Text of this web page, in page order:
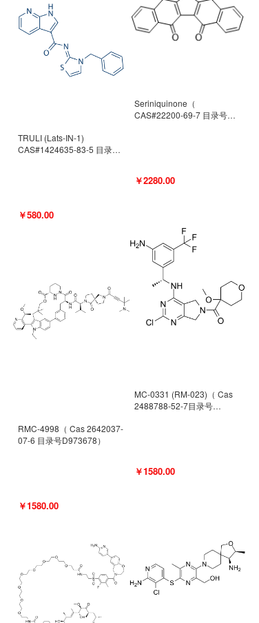
TRULI (Lats-IN-1)
CAS#1424635-83-5 目录号
￥580.00
RMC-4998（ Cas 2642037-
07-6 目录号D973678）
￥1580.00
Seriniquinone（
CAS#22200-69-7 目录号
￥2280.00
MC-0331 (RM-023)（ Cas
2488788-52-7目录号
￥1580.00